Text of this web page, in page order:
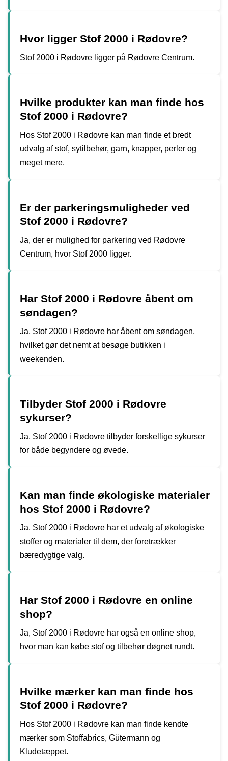
Hvor ligger Stof 2000 i Rødovre?
Stof 2000 i Rødovre ligger på Rødovre Centrum.
Hvilke produkter kan man finde hos
Stof 2000 i Rødovre?
Hos Stof 2000 i Rødovre kan man finde et bredt
udvalg af stof, sytilbehør, garn, knapper, perler og
meget mere.
Er der parkeringsmuligheder ved
Stof 2000 i Rødovre?
Ja, der er mulighed for parkering ved Rødovre
Centrum, hvor Stof 2000 ligger.
Har Stof 2000 i Rødovre åbent om
søndagen?
Ja, Stof 2000 i Rødovre har åbent om søndagen,
hvilket gør det nemt at besøge butikken i
weekenden.
Tilbyder Stof 2000 i Rødovre
sykurser?
Ja, Stof 2000 i Rødovre tilbyder forskellige sykurser
for både begyndere og øvede.
Kan man finde økologiske materialer
hos Stof 2000 i Rødovre?
Ja, Stof 2000 i Rødovre har et udvalg af økologiske
stoffer og materialer til dem, der foretrækker
bæredygtige valg.
Har Stof 2000 i Rødovre en online
shop?
Ja, Stof 2000 i Rødovre har også en online shop,
hvor man kan købe stof og tilbehør døgnet rundt.
Hvilke mærker kan man finde hos
Stof 2000 i Rødovre?
Hos Stof 2000 i Rødovre kan man finde kendte
mærker som Stoffabrics, Gütermann og
Kludetæppet.